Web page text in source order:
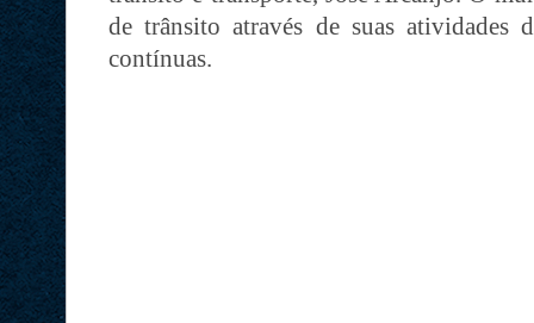
de trânsito através de suas atividades
contínuas.